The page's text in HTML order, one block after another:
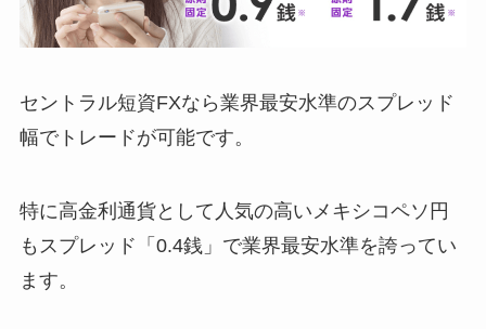
セントラル短資FXなら業界最安水準のスプレッド
幅でトレードが可能です。
特に高金利通貨として人気の高いメキシコペソ円
もスプレッド「0.4銭」で業界最安水準を誇ってい
ます。